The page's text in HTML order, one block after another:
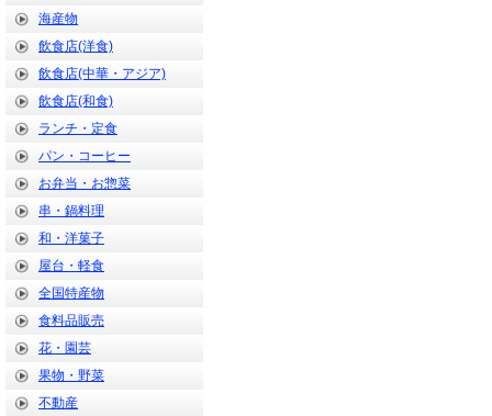
海産物
飲食店(洋食)
飲食店(中華・アジア)
飲食店(和食)
ランチ・定食
パン・コーヒー
お弁当・お惣菜
串・鍋料理
和・洋菓子
屋台・軽食
全国特産物
食料品販売
花・園芸
果物・野菜
不動産